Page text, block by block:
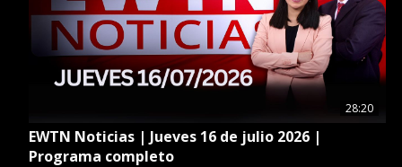
28:20
EWTN Noticias | Jueves 16 de julio 2026 |
Programa completo